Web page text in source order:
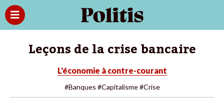
Leçons de la crise bancaire
L'économie à contre-courant
#Banques #Capitalisme #Crise